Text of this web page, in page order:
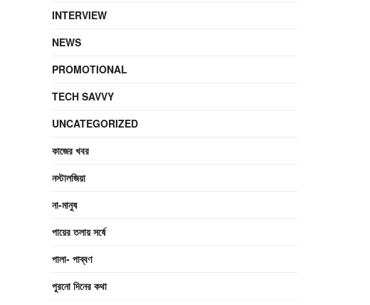
INTERVIEW
NEWS
PROMOTIONAL
TECH SAVVY
UNCATEGORIZED
কাজের খবর
নস্টালজিয়া
না-মানুষ
পায়ের তলায় সর্ষে
পালা- পাব্বণ
পুরনো দিনের কথা